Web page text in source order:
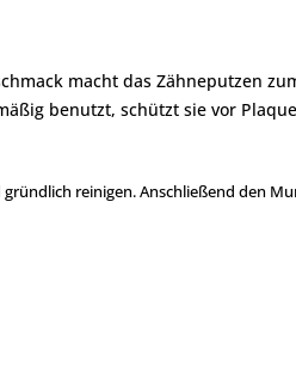
macht das Zähneputzen
benutzt, schützt sie vor
reinigen. Anschließend den